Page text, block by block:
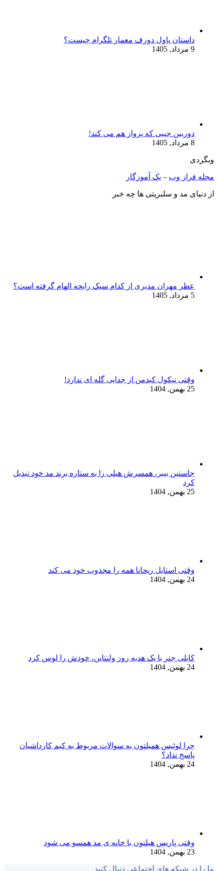
داستان پاول دورف معمار تلگرام چیست؟
9 مرداد, 1405
دوربین جیبی که پرواز هم می‌ کند!
8 مرداد, 1405
وبگردی
مجله فراز وب – یک آموزگار
از دنیای مد و سلبریتی ها چه خبر
عطر مهران مدیری از کدام سبک رایحه الهام گرفته است؟
5 مرداد, 1405
وقتی نیکول کیدمن از جدایی گله ای ندارد!
25 بهمن, 1404
جاستین بیبر، همسرش هیلی را به ستاره برند مد خود تبدیل
کرد
25 بهمن, 1404
وقتی استایل ریحانا همه را مجذوب خود می‌ کند
24 بهمن, 1404
کایلی جنر با یک هدیه روز ولنتاین، خودش را لوس کرد
24 بهمن, 1404
چرا لوئیس همیلتون به سوالات مربوط به کیم کارداشیان
پاسخ نداد؟
24 بهمن, 1404
وقتی پاریس هیلتون با خانه‌ ی مد همسو می شود
23 بهمن, 1404
ما را در شبکه های اجتماعی دنبال کنید